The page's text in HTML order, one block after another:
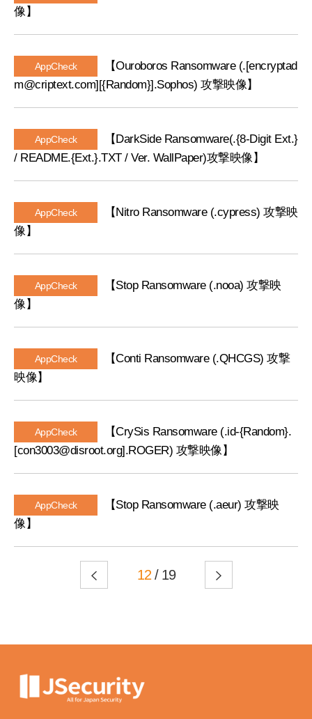
像】
AppCheck
【Ouroboros Ransomware (.[encryptad
m@criptext.com][{Random}].Sophos) 攻撃映像】
AppCheck
【DarkSide Ransomware(.{8-Digit Ext.}
/ README.{Ext.}.TXT / Ver. WallPaper)攻撃映像】
AppCheck
【Nitro Ransomware (.cypress) 攻撃映
像】
AppCheck
【Stop Ransomware (.nooa) 攻撃映
像】
AppCheck
【Conti Ransomware (.QHCGS) 攻撃
映像】
AppCheck
【CrySis Ransomware (.id-{Random}.
[con3003@disroot.org].ROGER) 攻撃映像】
AppCheck
【Stop Ransomware (.aeur) 攻撃映
像】
12/ 19